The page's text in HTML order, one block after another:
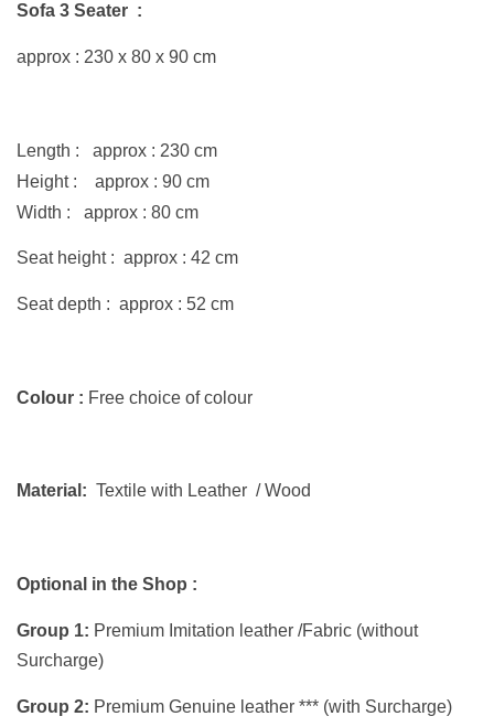
Sofa 3 Seater :
approx : 230 x 80 x 90 cm
Length : approx : 230 cm
Height : approx : 90 cm
Width : approx : 80 cm
Seat height : approx : 42 cm
Seat depth : approx : 52 cm
Colour : Free choice of colour
Material: Textile with Leather / Wood
Optional in the Shop :
Group 1: Premium Imitation leather /Fabric (without
Surcharge)
Group 2: Premium Genuine leather *** (with Surcharge)